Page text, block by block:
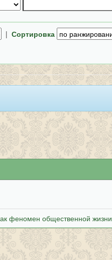
| Сортировка
феномен общественной жизни